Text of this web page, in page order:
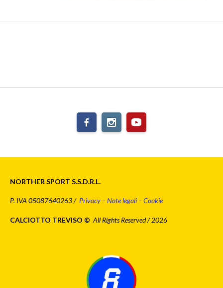
NORTHER SPORT S.S.D.R.L.
P. IVA 05087640263 / Privacy – Note legali – Cookie
CALCIOTTO TREVISO © All Rights Reserved / 2026